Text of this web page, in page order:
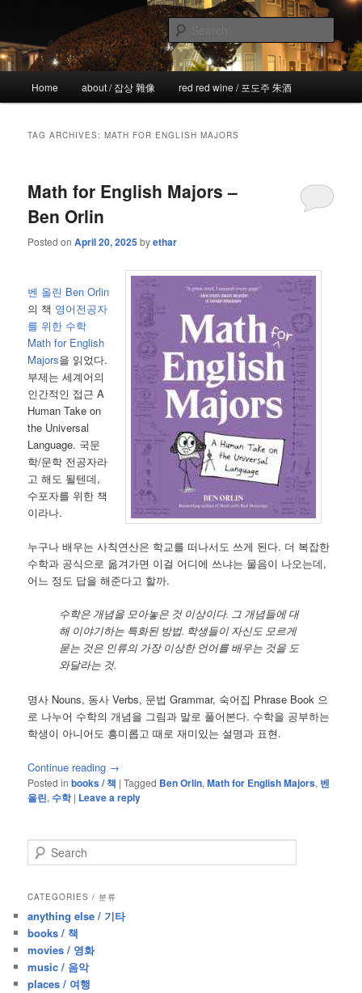
primary
content
secondary
content!wicked
the more I see the less I know
Home about / 잡상 雜像 red red wine / 포도주 朱酒
TAG ARCHIVES:MATH FOR ENGLISH MAJORS
Math for English Majors –
Ben Orlin
Posted onApril 20, 2025 byethar
벤 올린 Ben Orlin
의 책 영어전공자
를 위한 수학
Math for English
Majors을 읽었다.
부제는 세계어의
인간적인 접근 A
Human Take on
the Universal
Language. 국문
학/문학 전공자라
고 해도 될텐데,
수포자를 위한 책
이라나.
누구나 배우는 사칙연산은 학교를 떠나서도 쓰게 된다. 더 복잡한
수학과 공식으로 옮겨가면 이걸 어디에 쓰냐는 물음이 나오는데,
어느 정도 답을 해준다고 할까.
수학은 개념을 모아놓은 것 이상이다. 그 개념들에 대
해 이야기하는 특화된 방법. 학생들이 자신도 모르게
묻는 것은 인류의 가장 이상한 언어를 배우는 것을 도
와달라는 것.
명사 Nouns, 동사 Verbs, 문법 Grammar, 숙어집 Phrase Book 으
로 나누어 수학의 개념을 그림과 말로 풀어본다. 수학을 공부하는
학생이 아니어도 흥미롭고 때로 재미있는 설명과 표현.
Continue reading →
Posted in books / 책 |Tagged Ben Orlin,Math for English Majors, 벤
올린, 수학 | Leave a reply
e
r
h
CATEGORIES / 분류
anything else / 기타
books / 책
movies / 영화
music / 음악
places / 여행